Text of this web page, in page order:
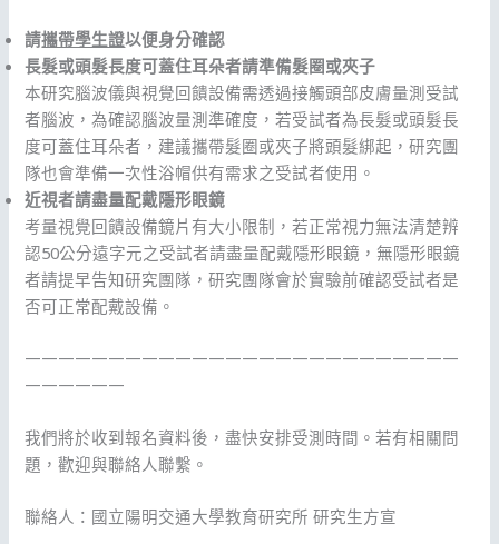
請攜帶學生證以便身分確認
長髮或頭髮長度可蓋住耳朵者請準備髮圈或夾子
本研究腦波儀與視覺回饋設備需透過接觸頭部皮膚量測受試
者腦波，為確認腦波量測準確度，若受試者為長髮或頭髮長
度可蓋住耳朵者，建議攜帶髮圈或夾子將頭髮綁起，研究團
隊也會準備一次性浴帽供有需求之受試者使用。
近視者請盡量配戴隱形眼鏡
考量視覺回饋設備鏡片有大小限制，若正常視力無法清楚辨
認50公分遠字元之受試者請盡量配戴隱形眼鏡，無隱形眼鏡
者請提早告知研究團隊，研究團隊會於實驗前確認受試者是
否可正常配戴設備。
——————————————————————————
——————
我們將於收到報名資料後，盡快安排受測時間。若有相關問
題，歡迎與聯絡人聯繫。
聯絡人：國立陽明交通大學教育研究所 研究生方宣